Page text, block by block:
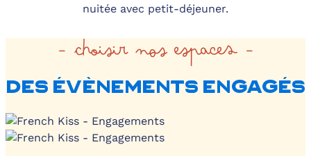
nuitée avec petit-déjeuner.
- choisir nos espaces -
DES ÉVÈNEMENTS ENGAGÉS